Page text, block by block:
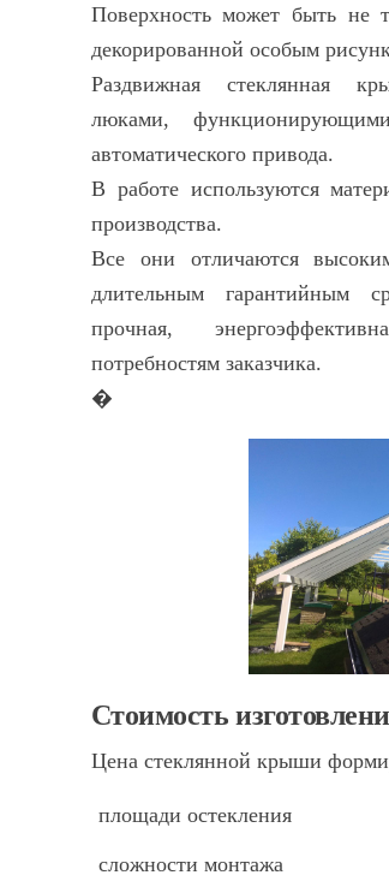
Поверхность может быть не
декорированной особым
Раздвижная стеклянная
люками,
автоматического привода.
В работе используются
производства.
Все они отличаются
длительным гарантийным
прочная,
потребностям заказчика.
�
Стоимость
Цена стеклянной крыши
площади остекления
сложности монтажа